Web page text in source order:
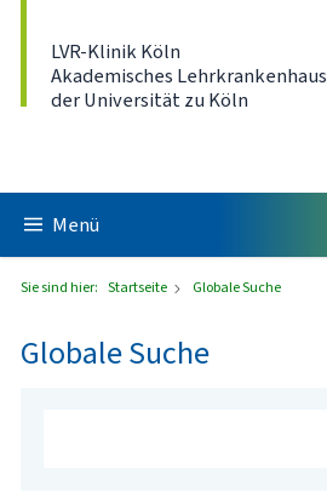
LVR-Klinik Köln
Akademisches Lehrkrankenhaus
der Universität zu Köln
Menü
Sie sind hier: Startseite Globale Suche
Globale Suche